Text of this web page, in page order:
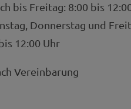
bis Freitag: 8:00 bis
Donnerstag und
12:00 Uhr
Vereinbarung